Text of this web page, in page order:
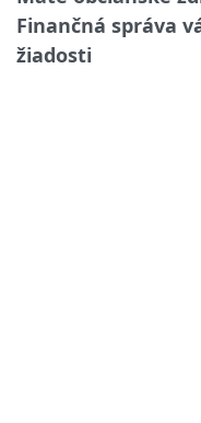
Finančná správa
žiadosti